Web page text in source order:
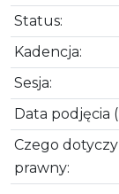
Status:
Kadencja:
Sesja:
Data podjęcia
Czego
prawny: